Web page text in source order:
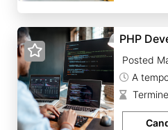
PHP
Posted
A